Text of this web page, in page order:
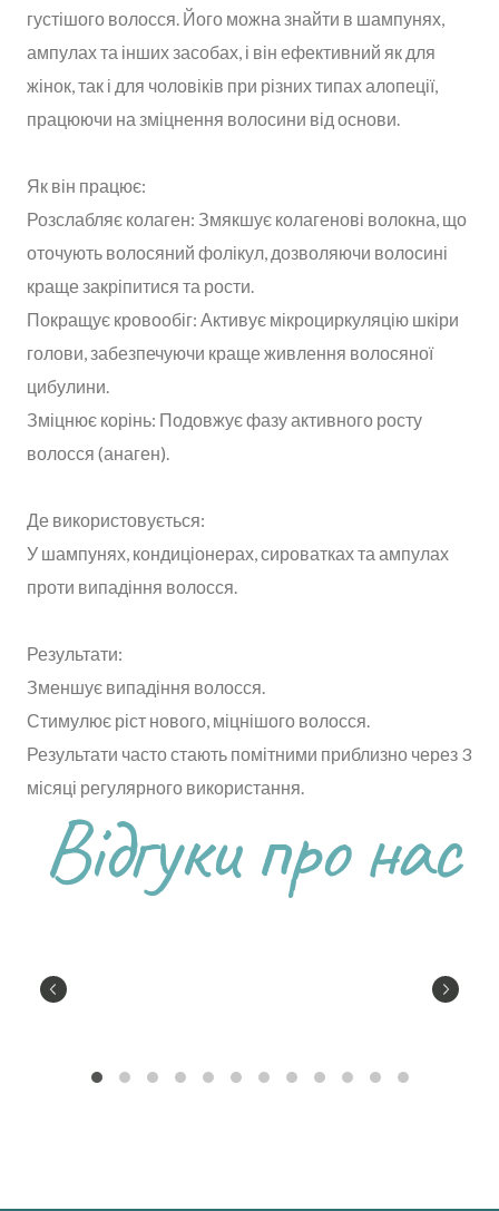
густішого волосся. Його можна знайти в шампунях,
ампулах та інших засобах, і він ефективний як для
жінок, так і для чоловіків при різних типах алопеції,
працюючи на зміцнення волосини від основи.
Як він працює:
Розслабляє колаген: Змякшує колагенові волокна, що
оточують волосяний фолікул, дозволяючи волосині
краще закріпитися та рости.
Покращує кровообіг: Активує мікроциркуляцію шкіри
голови, забезпечуючи краще живлення волосяної
цибулини.
Зміцнює корінь: Подовжує фазу активного росту
волосся (анаген).
Де використовується:
У шампунях, кондиціонерах, сироватках та ампулах
проти випадіння волосся.
Результати:
Зменшує випадіння волосся.
Стимулює ріст нового, міцнішого волосся.
Результати часто стають помітними приблизно через 3
місяці регулярного використання.
Відгуки про нас